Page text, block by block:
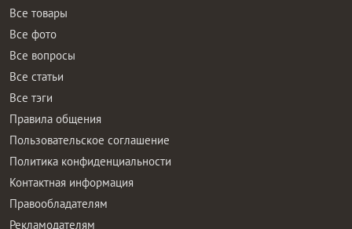
Все товары
Все фото
Все вопросы
Все статьи
Все тэги
Правила общения
Пользовательское соглашение
Политика конфиденциальности
Контактная информация
Правообладателям
Рекламодателям